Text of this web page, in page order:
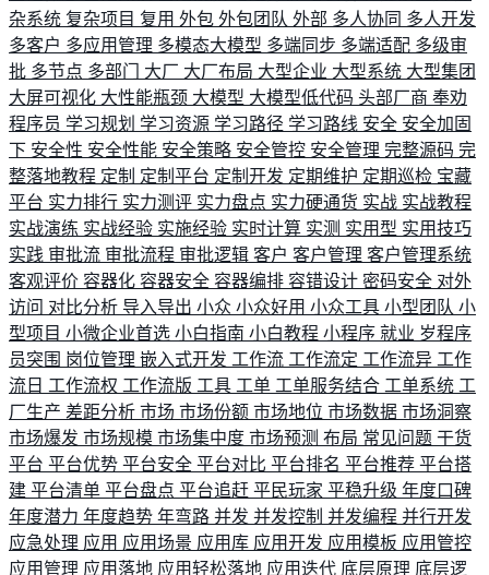
杂系统 复杂项目 复用 外包 外包团队 外部 多人协同 多人开发
多客户 多应用管理 多模态大模型 多端同步 多端适配 多级审
批 多节点 多部门 大厂 大厂布局 大型企业 大型系统 大型集团
大屏可视化 大性能瓶颈 大模型 大模型低代码 头部厂商 奉劝
程序员 学习规划 学习资源 学习路径 学习路线 安全 安全加固
下 安全性 安全性能 安全策略 安全管控 安全管理 完整源码 完
整落地教程 定制 定制平台 定制开发 定期维护 定期巡检 宝藏
平台 实力排行 实力测评 实力盘点 实力硬通货 实战 实战教程
实战演练 实战经验 实施经验 实时计算 实测 实用型 实用技巧
实践 审批流 审批流程 审批逻辑 客户 客户管理 客户管理系统
客观评价 容器化 容器安全 容器编排 容错设计 密码安全 对外
访问 对比分析 导入导出 小众 小众好用 小众工具 小型团队 小
型项目 小微企业首选 小白指南 小白教程 小程序 就业 岁程序
员突围 岗位管理 嵌入式开发 工作流 工作流定 工作流异 工作
流日 工作流权 工作流版 工具 工单 工单服务结合 工单系统 工
厂生产 差距分析 市场 市场份额 市场地位 市场数据 市场洞察
市场爆发 市场规模 市场集中度 市场预测 布局 常见问题 干货
平台 平台优势 平台安全 平台对比 平台排名 平台推荐 平台搭
建 平台清单 平台盘点 平台追赶 平民玩家 平稳升级 年度口碑
年度潜力 年度趋势 年弯路 并发 并发控制 并发编程 并行开发
应急处理 应用 应用场景 应用库 应用开发 应用模板 应用管控
应用管理 应用落地 应用轻松落地 应用迭代 底层原理 底层逻